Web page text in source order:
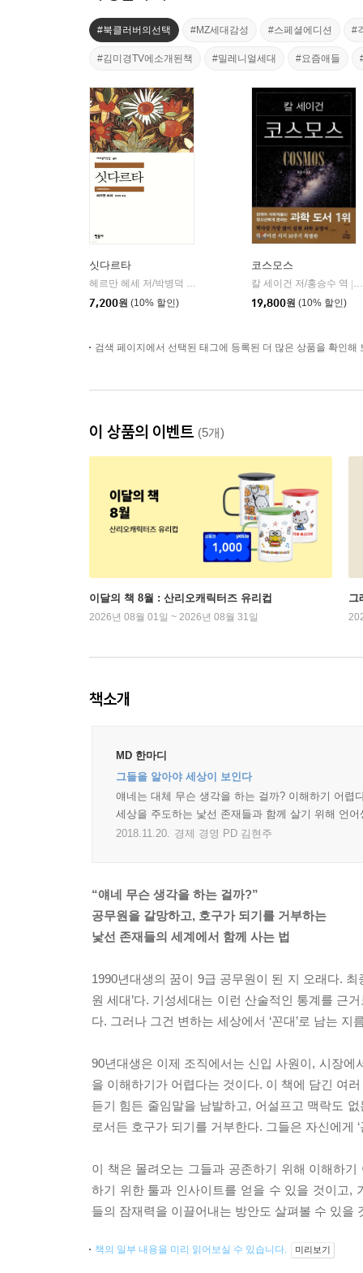
#북클러버의선택 #MZ세대감성 #스페셜에디션 #
#김미경TV에소개된책 #밀레니얼세대 #요즘애들
싯다르타
헤르만 헤세 저/박병덕 역
7,200원 (10% 할인)
코스모스
칼 세이건 저/홍승수 역
19,800원 (10% 할인)
검색 페이지에서 선택된 태그에 등록된 더 많은 상품을 확인해
이 상품의 이벤트 (5개)
이달의 책 8월 : 산리오캐릭터즈 유리컵
2026년 08월 01일 ~ 2026년 08월 31일
그
책소개
MD 한마디
그들을 알아야 세상이 보인다
얘네는 대체 무슨 생각을 하는 걸까? 이해하기 어렵
세상을 주도하는 낯선 존재들과 함께 살기 위해 언
2018.11.20. 경제 경영 PD 김현주
“얘네 무슨 생각을 하는 걸까?”
공무원을 갈망하고, 호구가 되기를 거부하는
낯선 존재들의 세계에서 함께 사는 법
1990년대생의 꿈이 9급 공무원이 된 지 오래다.
원 세대’다. 기성세대는 이런 산술적인 통계를 근
다. 그러나 그건 변하는 세상에서 ‘꼰대’로 남는
90년대생은 이제 조직에서는 신입 사원이, 시장
을 이해하기가 어렵다는 것이다. 이 책에 담긴 여
듣기 힘든 줄임말을 남발하고, 어설프고 맥락도
로서든 호구가 되기를 거부한다. 그들은 자신에게
이 책은 몰려오는 그들과 공존하기 위해 이해하
하기 위한 툴과 인사이트를 얻을 수 있을 것이고,
들의 잠재력을 이끌어내는 방안도 살펴볼 수 있을
책의 일부 내용을 미리 읽어보실 수 있습니다. 미리보기